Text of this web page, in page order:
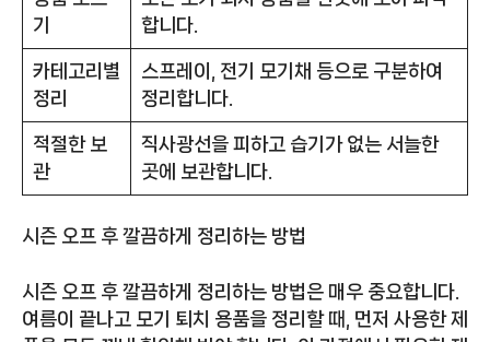
기
합니다.
카테고리별
정리
스프레이, 전기 모기채 등으로 구분하여
정리합니다.
적절한 보
관
직사광선을 피하고 습기가 없는 서늘한
곳에 보관합니다.
시즌 오프 후 깔끔하게 정리하는 방법
시즌 오프 후 깔끔하게 정리하는 방법은 매우 중요합니다.
여름이 끝나고 모기 퇴치 용품을 정리할 때, 먼저 사용한 제